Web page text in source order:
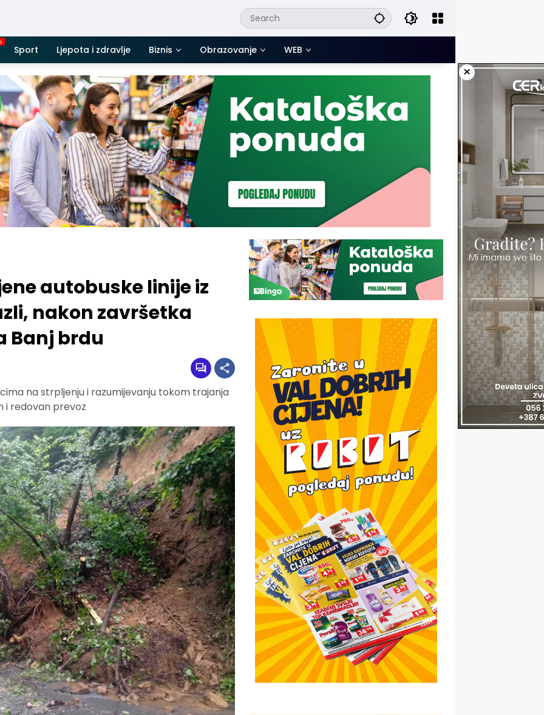
Sport Ljepota i zdravlje Biznis Obrazovanje WEB
×
autobuske linije iz
nakon završetka
Banj brdu
na strpljenju i razumijevanju tokom trajanja
i redovan prevoz